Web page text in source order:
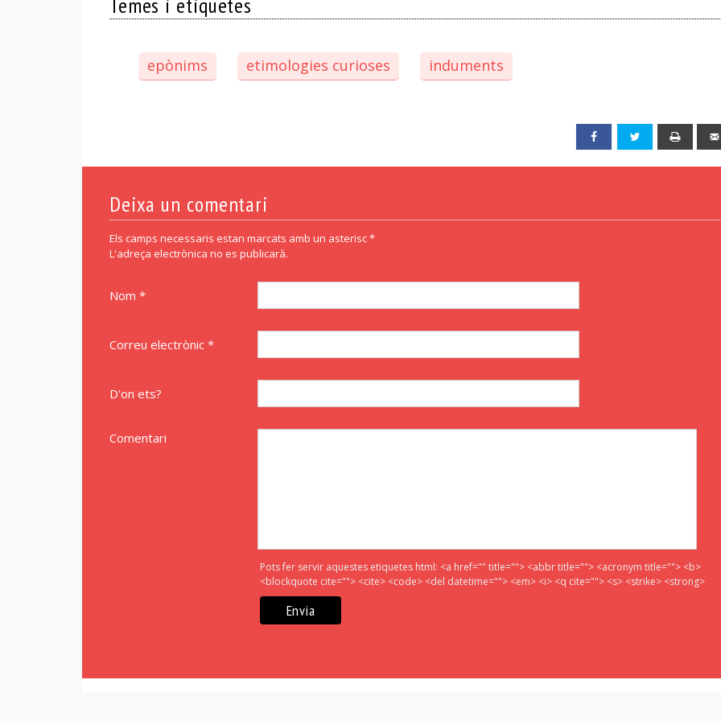
Temes i etiquetes
epònims etimologies curioses induments
Facebook Twitter
Deixa un comentari
Els camps necessaris estan marcats amb un asterisc *
L'adreça electrònica no es publicarà.
Nom *
Correu electrònic *
D'on ets?
Comentari
Pots fer servir aquestes etiquetes html: <a href="" title=""> <abbr title=""> <acronym title=""> <b>
<blockquote cite=""> <cite> <code> <del datetime=""> <em> <i> <q cite=""> <s> <strike> <strong>